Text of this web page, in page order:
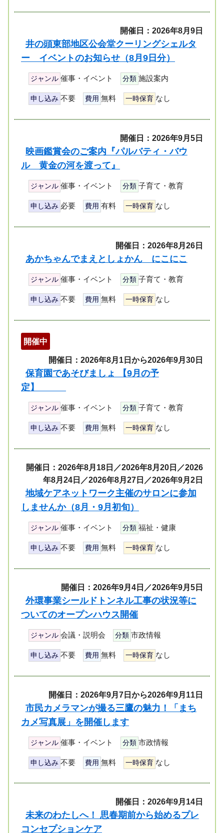
開催日：2026年8月9日
井の頭東部地区公会堂クーリングシェルタ
ー イベントのお知らせ（8月9日分）
ジャンル 催事・イベント 分類 施設案内
申し込み 不要 費用 無料 一時保育 なし
開催日：2026年9月5日
映画鑑賞会のご案内『パルバティ・バウ
ル 黄金の河を渡って』
ジャンル 催事・イベント 分類 子育て・教育
申し込み 必要 費用 有料 一時保育 なし
開催日：2026年8月26日
あかちゃんでまえとしょかん にこにこ
ジャンル 催事・イベント 分類 子育て・教育
申し込み 不要 費用 無料 一時保育 なし
開催中
開催日：2026年8月1日から2026年9月30日
保育園であそびましょ 【9月の予
定】
ジャンル 催事・イベント 分類 子育て・教育
申し込み 不要 費用 無料 一時保育 なし
開催日：2026年8月18日／2026年8月20日／2026
年8月24日／2026年8月27日／2026年9月2日
地域ケアネットワーク主催のサロンに参加
しませんか（8月・9月初旬）
ジャンル 催事・イベント 分類 福祉・健康
申し込み 不要 費用 無料 一時保育 なし
開催日：2026年9月4日／2026年9月5日
外環事業シールドトンネル工事の状況等に
ついてのオープンハウス開催
ジャンル 会議・説明会 分類 市政情報
申し込み 不要 費用 無料 一時保育 なし
開催日：2026年9月7日から2026年9月11日
市民カメラマンが撮る三鷹の魅力！「まち
カメ写真展」を開催します
ジャンル 催事・イベント 分類 市政情報
申し込み 不要 費用 無料 一時保育 なし
開催日：2026年9月14日
未来のわたしへ！ 思春期前から始めるプレ
コンセプションケア